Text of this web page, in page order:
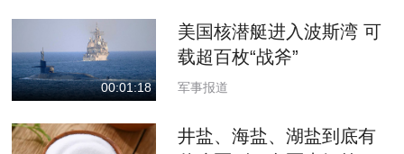
00:01:18
美国核潜艇进入波斯湾 可
载超百枚“战斧”
军事报道
井盐、海盐、湖盐到底有